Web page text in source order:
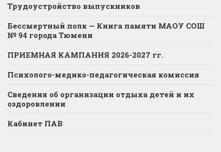
Трудоустройство выпускников
Бессмертный полк — Книга памяти МАОУ СОШ
№ 94 города Тюмени
ПРИЕМНАЯ КАМПАНИЯ 2026-2027 гг.
Психолого-медико-педагогическая комиссия
Сведения об организации отдыха детей и их
оздоровлении
Кабинет ПАВ